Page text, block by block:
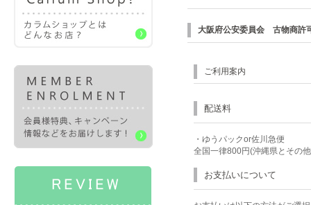
大阪府公安委員会 古物商
ご利用案内
配送料
・ゆうパックor佐川急便
全国一律800円(沖縄県とその
お支払いについて